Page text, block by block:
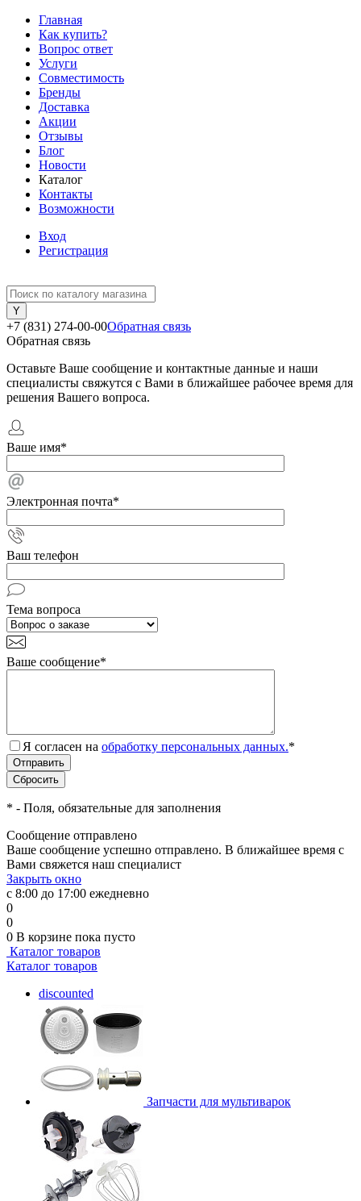
Главная
Как купить?
Вопрос ответ
Услуги
Совместимость
Бренды
Доставка
Акции
Отзывы
Блог
Новости
Каталог
Контакты
Возможности
Вход
Регистрация
+7 (831) 274-00-00Обратная связь
Обратная связь
Оставьте Ваше сообщение и контактные данные и наши
специалисты свяжутся с Вами в ближайшее рабочее время для
решения Вашего вопроса.
Ваше имя*
Электронная почта*
Ваш телефон
Тема вопроса
Ваше сообщение*
Я согласен на обработку персональных данных.*
* - Поля, обязательные для заполнения
Сообщение отправлено
Ваше сообщение успешно отправлено. В ближайшее время с
Вами свяжется наш специалист
Закрыть окно
с 8:00 до 17:00 ежедневно
0
0
0 В корзине пока пусто
Каталог товаров
Каталог товаров
discounted
Запчасти для мультиварок